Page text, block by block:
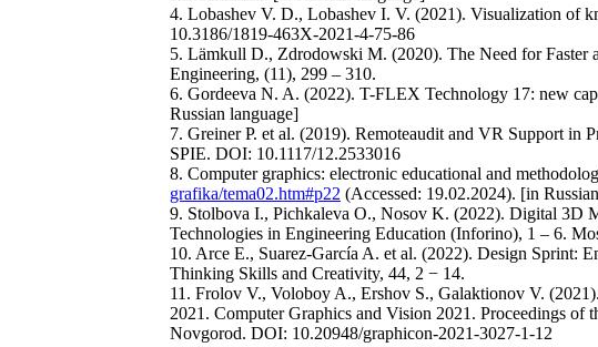
4. Lobashev V. D., Lobashev I. V. (2021). Visualization of
10.3186/1819-463Х-2021-4-75-86
5. Lämkull D., Zdrodowski M. (2020). The Need for Faster
Engineering, (11), 299 – 310.
6. Gordeeva N. A. (2022). T-FLEX Technology 17: new
Russian language]
7. Greiner P. et al. (2019). Remoteaudit and VR Support in
SPIE. DOI: 10.1117/12.2533016
8. Computer graphics: electronic educational and
grafika/tema02.htm#p22 (Accessed: 19.02.2024). [in
9. Stolbova I., Pichkaleva O., Nosov K. (2022). Digital 3D
Technologies in Engineering Education (Inforino), 1 – 6.
10. Arce E., Suarez-García A. et al. (2022). Design Sprint:
Thinking Skills and Creativity, 44, 2 − 14.
11. Frolov V., Voloboy A., Ershov S., Galaktionov V.
2021. Computer Graphics and Vision 2021. Proceedings
Novgorod. DOI: 10.20948/graphicon-2021-3027-1-12